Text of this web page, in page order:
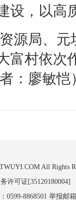
设，以高
源局、
富村依次
：廖敏恺
All Rights
许可证
0599-8868501 举报邮